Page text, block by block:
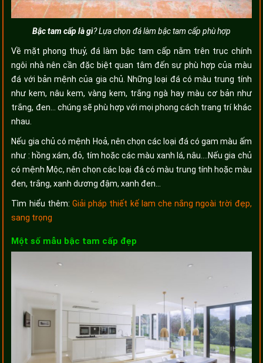
Bậc tam cấp là gì? Lựa chọn đá làm bậc tam cấp phù hợp
Về mặt phong thuỷ, đá làm bậc tam cấp nằm trên trục chính
ngôi nhà nên cần đặc biệt quan tâm đến sự phù hợp của màu
đá với bản mệnh của gia chủ. Những loại đá có màu trung tính
như kem, nâu kem, vàng kem, trắng ngà hay màu cơ bản như
trắng, đen… chúng sẽ phù hợp với mọi phong cách trang trí khác
nhau.
Nếu gia chủ có mệnh Hoả, nên chọn các loại đá có gam màu ấm
như : hồng xám, đỏ, tím hoặc các màu xanh lá, nâu….Nếu gia chủ
có mệnh Mộc, nên chọn các loại đá có màu trung tính hoặc màu
đen, trắng, xanh dương đậm, xanh đen…
Tìm hiểu thêm: Giải pháp thiết kế lam che nắng ngoài trời đẹp,
sang trọng
Một số mẫu bậc tam cấp đẹp